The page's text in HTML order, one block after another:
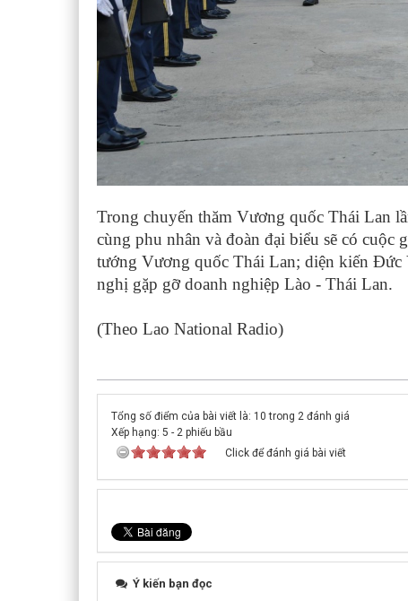
Trong chuyến thăm Vương quốc Thái Lan
cùng phu nhân và đoàn đại biểu sẽ có cuộc
tướng Vương quốc Thái Lan; diện kiến Đức
nghị gặp gỡ doanh nghiệp Lào - Thái Lan.
(Theo Lao National Radio)
Tổng số điểm của bài viết là: 10 trong 2 đánh giá
Xếp hạng: 5 - 2 phiếu bầu
Click để đánh giá bài viết
Ý kiến bạn đọc